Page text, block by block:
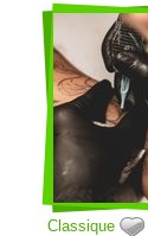
Classique